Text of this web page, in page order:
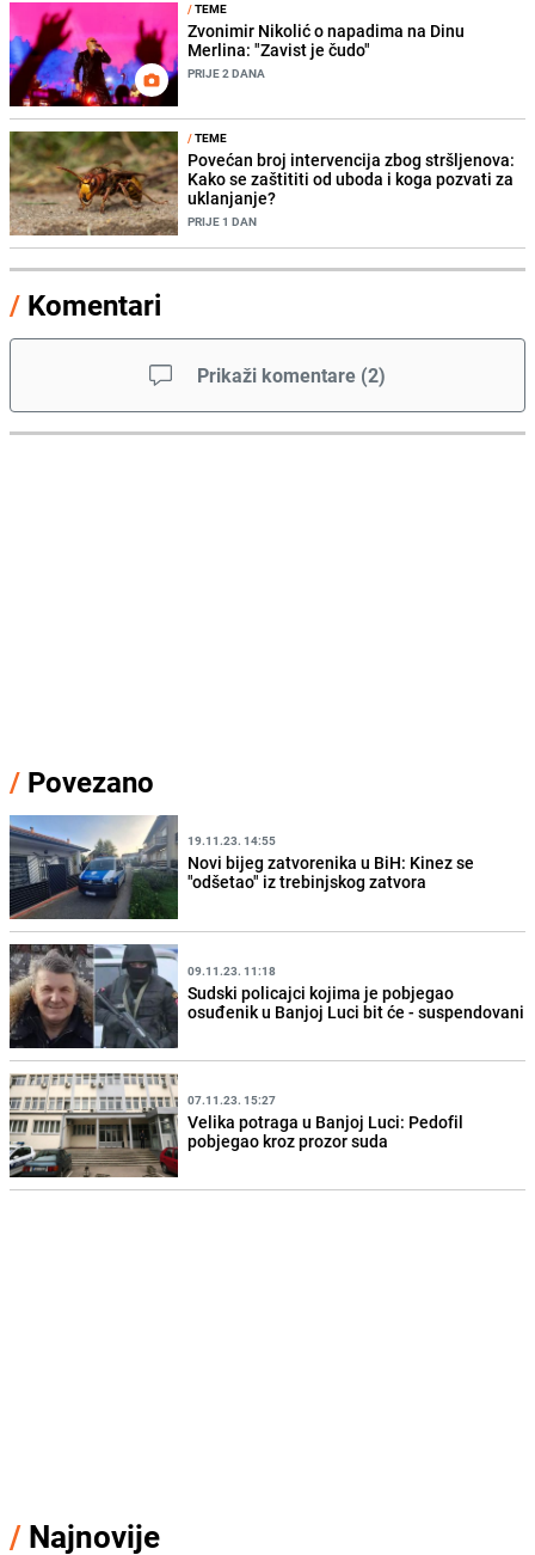
/TEME
Zvonimir Nikolić o napadima na Dinu
Merlina: "Zavist je čudo"
PRIJE 2 DANA
/TEME
Povećan broj intervencija zbog stršljenova:
Kako se zaštititi od uboda i koga pozvati za
uklanjanje?
PRIJE 1 DAN
/ Komentari
Prikaži komentare (2)
/ Povezano
19.11.23. 14:55
Novi bijeg zatvorenika u BiH: Kinez se
"odšetao" iz trebinjskog zatvora
09.11.23. 11:18
Sudski policajci kojima je pobjegao
osuđenik u Banjoj Luci bit će - suspendovani
07.11.23. 15:27
Velika potraga u Banjoj Luci: Pedofil
pobjegao kroz prozor suda
/ Najnovije